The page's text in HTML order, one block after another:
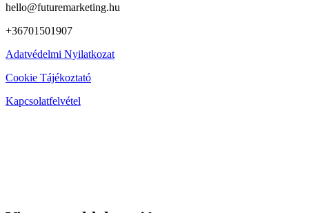
hello@futuremarketing.hu
+36701501907
Adatvédelmi Nyilatkozat
Cookie Tájékoztató
Kapcsolatfelvétel